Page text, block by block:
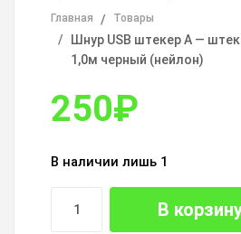
Главная Товары
Шнур USB штекер A —
1,0м черный (нейлон)
250₽
В наличии лишь 1
В